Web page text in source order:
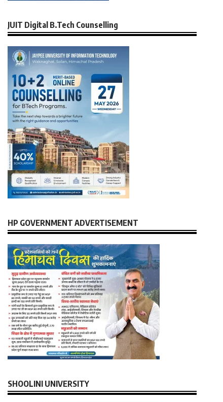
JUIT Digital B.Tech Counselling
HP GOVERNMENT ADVERTISEMENT
SHOOLINI UNIVERSITY